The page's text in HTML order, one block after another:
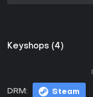
Keyshops (4)
DRM: Steam